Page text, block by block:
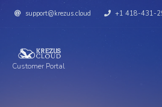
support@krezus.cloud +1 418-431-
Customer Portal